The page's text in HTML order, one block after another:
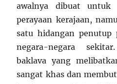
awalnya dibuat untuk
perayaan kerajaan,
satu hidangan
negara-negara
baklava yang
sangat khas dan